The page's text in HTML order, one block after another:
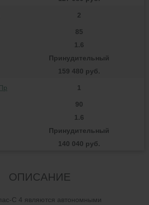
2
85
1.6
Принудительный
159 480 руб.
1
90
1.6
Принудительный
140 040 руб.
ОПИСАНИЕ
С 4 являются автономными